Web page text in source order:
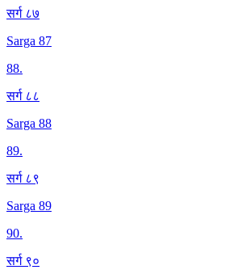
सर्ग ८७
Sarga 87
88.
सर्ग ८८
Sarga 88
89.
सर्ग ८९
Sarga 89
90.
सर्ग ९०